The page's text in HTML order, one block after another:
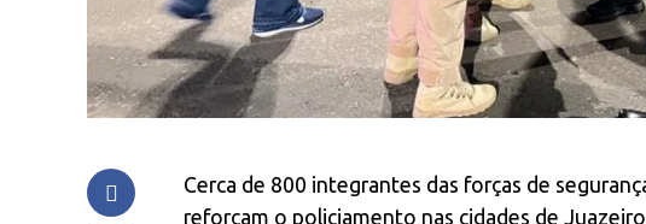
Cerca de 800 integrantes das forças de
reforçam o policiamento nas cidades de